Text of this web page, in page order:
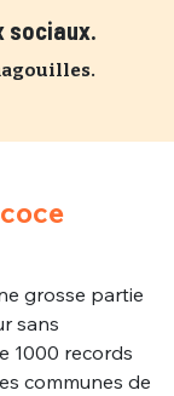
sociaux.
grosse partie
sans
1000 records
communes de
perdu ?